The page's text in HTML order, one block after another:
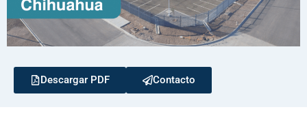
Descargar PDF Contacto